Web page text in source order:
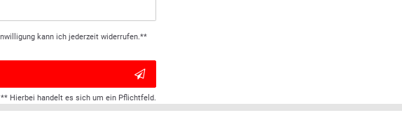
kann ich jederzeit widerrufen.**
** Hierbei handelt es sich um ein Pflichtfeld.